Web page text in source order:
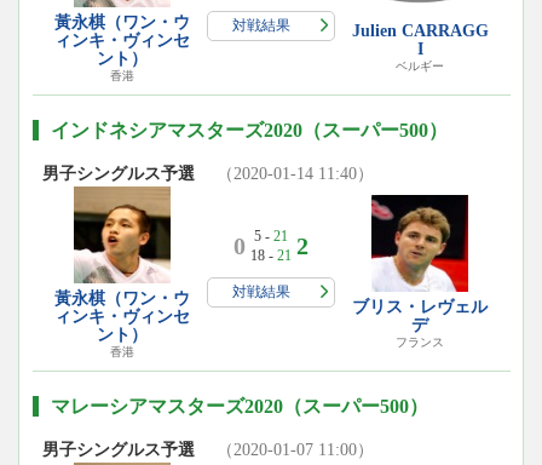
黃永棋（ワン・ウ
ィンキ・ヴィンセ
ント）
香港
対戦結果
Julien CARRAGG
I
ベルギー
インドネシアマスターズ2020（スーパー500）
男子シングルス予選 （2020-01-14 11:40）
黃永棋（ワン・ウ
ィンキ・ヴィンセ
ント）
香港
0 5 - 21
18 - 21 2
対戦結果
ブリス・レヴェル
デ
フランス
マレーシアマスターズ2020（スーパー500）
男子シングルス予選 （2020-01-07 11:00）